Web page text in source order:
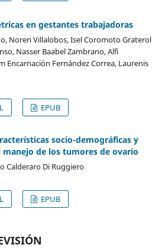
en gestantes trabajadoras
Noren Villalobos, Isel Coromoto Graterol
Nasser Baabel Zambrano, Alfi
Encarnación Fernández Correa, Laurenis
EPUB
socio-demográficas y
de los tumores de ovario
Calderaro Di Ruggiero
EPUB